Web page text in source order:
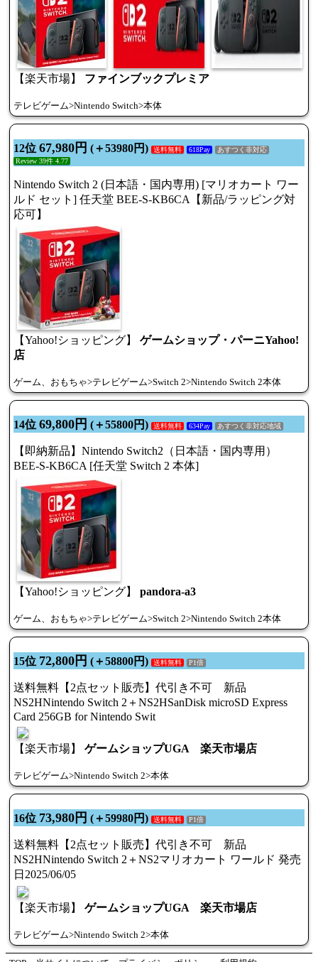
【楽天市場】 ファインブックプレミア
テレビゲーム>Nintendo Switch>本体
12位 67,980円 (＋53980円) 送料無料 618Pay
あすつく非対応
Review 39件 4.77
Nintendo Switch 2 (日本語・国内専用) [マリオカート ワー
ルド セット] 任天堂 BEE-S-KB6CA【新品/ラッピング対
応可】
【Yahoo!ショッピング】 ゲームショップ・パーニYahoo!
店
ゲーム、おもちゃ>テレビゲーム>Switch 2>Nintendo Switch 2本体
14位 69,800円 (＋55800円) 送料無料 634Pay あすつく非対応地域
【即納新品】Nintendo Switch2（日本語・国内専用）
BEE-S-KB6CA [任天堂 Switch 2 本体]
【Yahoo!ショッピング】 pandora-a3
ゲーム、おもちゃ>テレビゲーム>Switch 2>Nintendo Switch 2本体
15位 72,800円 (＋58800円) 送料無料 P1倍
送料無料【2点セット販売】代引き不可 新品
NS2HNintendo Switch 2＋NS2HSanDisk microSD Express
Card 256GB for Nintendo Swit
【楽天市場】 ゲームショップUGA 楽天市場店
テレビゲーム>Nintendo Switch 2>本体
16位 73,980円 (＋59980円) 送料無料 P1倍
送料無料【2点セット販売】代引き不可 新品
NS2HNintendo Switch 2＋NS2マリオカート ワールド 発売
日2025/06/05
【楽天市場】 ゲームショップUGA 楽天市場店
テレビゲーム>Nintendo Switch 2>本体